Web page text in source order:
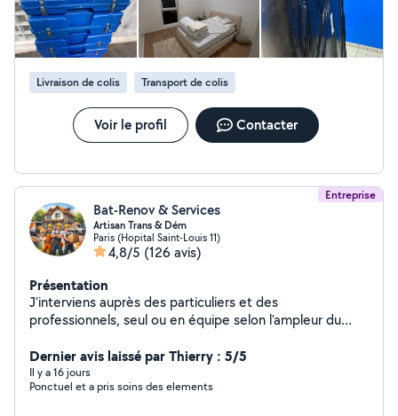
urgences et vos projets. Intervention sur toute l'Île-de-
France, déplacements possibles dans toute la France
ainsi qu'à l'étranger. Équipe ponctuelle, fiable et à
l'écoute, avec des tarifs transparents et compétitifs
annoncés à l'avance. Tout déplacement « inutile » seras
facturé cinquante euros. Contactez-nous pour un devis
gratuit et rapide.
Livraison de colis Transport de colis
Voir le profil Contacter
Entreprise
Bat-Renov & Services
Artisan Trans & Dém
Paris (Hopital Saint-Louis 11)
4,8/5 (126 avis)
Présentation
J'interviens auprès des particuliers et des
professionnels, seul ou en équipe selon l'ampleur du
extérieurs : remise en état, rénovation complète
(peinture, plomberie, électricité, sols, menuiserie,
parquet, etc.), ainsi que pour vos déménagements,
Dernier avis laissé par Thierry : 5/5
Il y a 16 jours
Ponctuel et a pris soins des elements